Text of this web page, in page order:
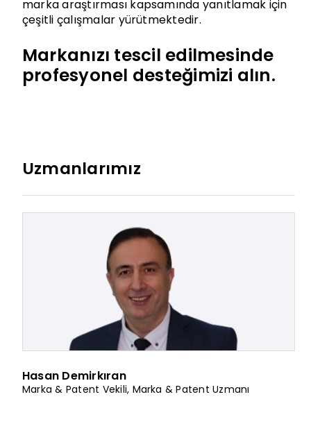
marka araştırması kapsamında yanıtlamak için
çeşitli çalışmalar yürütmektedir.
Markanızı tescil edilmesinde
profesyonel desteğimizi alın.
Uzmanlarımız
Hasan Demirkıran
Marka & Patent Vekili, Marka & Patent Uzmanı